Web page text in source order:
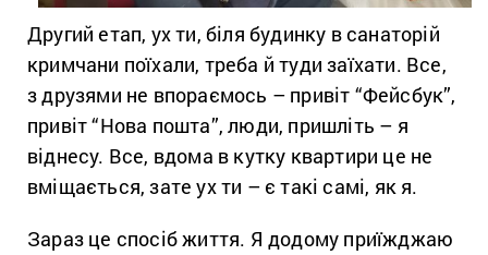
Другий етап, ух ти, біля будинку в санаторій
кримчани поїхали, треба й туди заїхати. Все,
з друзями не впораємось – привіт “Фейсбук”,
привіт “Нова пошта”, люди, пришліть – я
віднесу. Все, вдома в кутку квартири це не
вміщається, зате ух ти – є такі самі, як я.
Зараз це спосіб життя. Я додому приїжджаю